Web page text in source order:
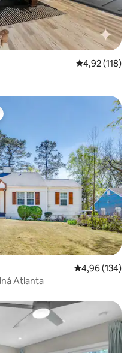
Priemerné
4,92 (118)
Priemerné
4,96 (134)
Atlanta